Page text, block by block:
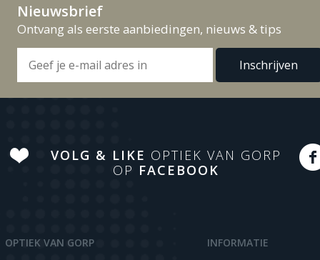
Nieuwsbrief
Ontvang als eerste aanbiedingen, nieuws & tips
VOLG & LIKE OPTIEK VAN GORP
OP FACEBOOK
OPTIEK VAN GORP INFORMATIE